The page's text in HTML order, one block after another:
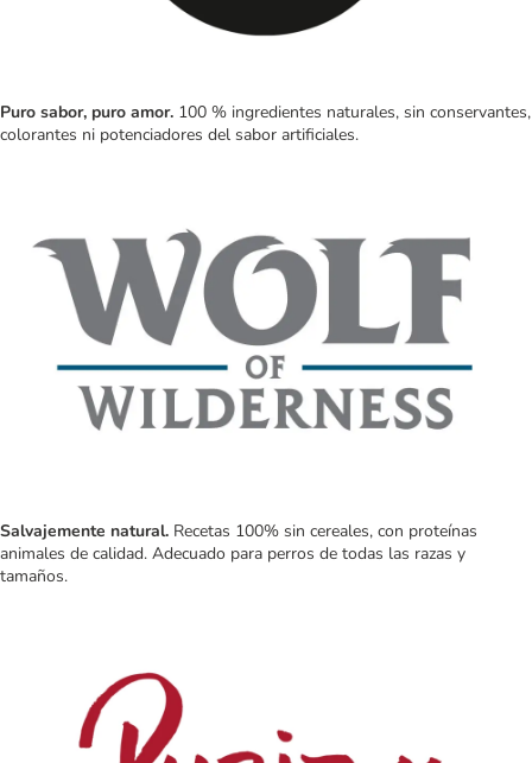
Puro sabor, puro amor. 100 % ingredientes naturales, sin conservantes,
colorantes ni potenciadores del sabor artificiales.
Salvajemente natural. Recetas 100% sin cereales, con proteínas
animales de calidad. Adecuado para perros de todas las razas y
tamaños.